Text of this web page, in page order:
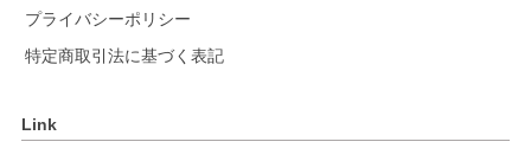
プライバシーポリシー
特定商取引法に基づく表記
Link